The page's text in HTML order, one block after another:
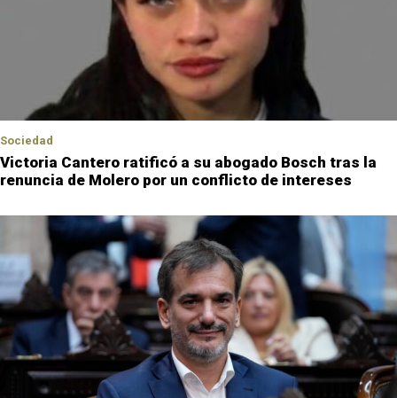
Sociedad
Victoria Cantero ratificó a su abogado Bosch tras la
renuncia de Molero por un conflicto de intereses